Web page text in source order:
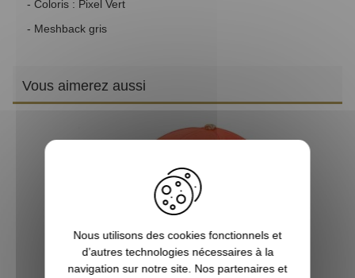
- Coloris : Pixel Vert
- Meshback gris
Vous aimerez aussi
Nous utilisons des cookies fonctionnels et
d’autres technologies nécessaires à la
navigation sur notre site. Nos partenaires et